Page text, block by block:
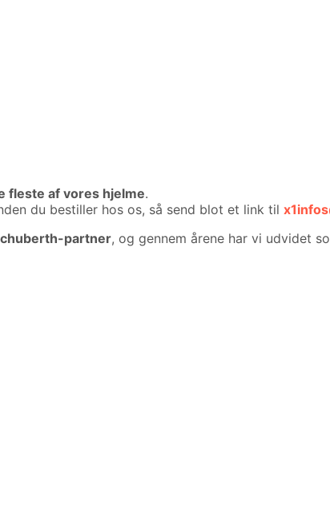
fleste af vores hjelme.
du bestiller hos os, så send blot et link til
partner, og gennem årene har vi udvidet